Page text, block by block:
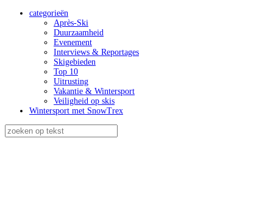
categorieën
Après-Ski
Duurzaamheid
Evenement
Interviews & Reportages
Skigebieden
Top 10
Uitrusting
Vakantie & Wintersport
Veiligheid op skis
Wintersport met SnowTrex